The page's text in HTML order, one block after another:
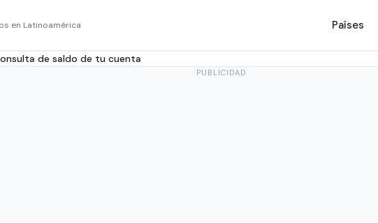
en Latinoamérica Países
de saldo de tu cuenta
PUBLICIDAD